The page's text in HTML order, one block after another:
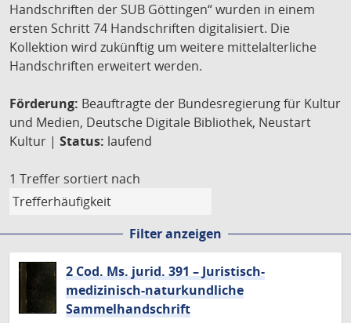
Handschriften der SUB Göttingen“ wurden in einem
ersten Schritt 74 Handschriften digitalisiert. Die
Kollektion wird zukünftig um weitere mittelalterliche
Handschriften erweitert werden.
Förderung: Beauftragte der Bundesregierung für Kultur
und Medien, Deutsche Digitale Bibliothek, Neustart
Kultur | Status: laufend
1 Treffer sortiert nach
Filter anzeigen
2 Cod. Ms. jurid. 391 – Juristisch-
medizinisch-naturkundliche
Sammelhandschrift